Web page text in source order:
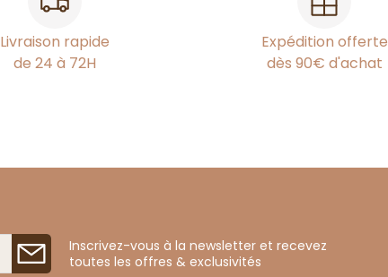
Livraison rapide
de 24 à 72H
Expédition offerte
dès 90€ d'achat
Inscrivez-vous à la newsletter et recevez
toutes les offres & exclusivités